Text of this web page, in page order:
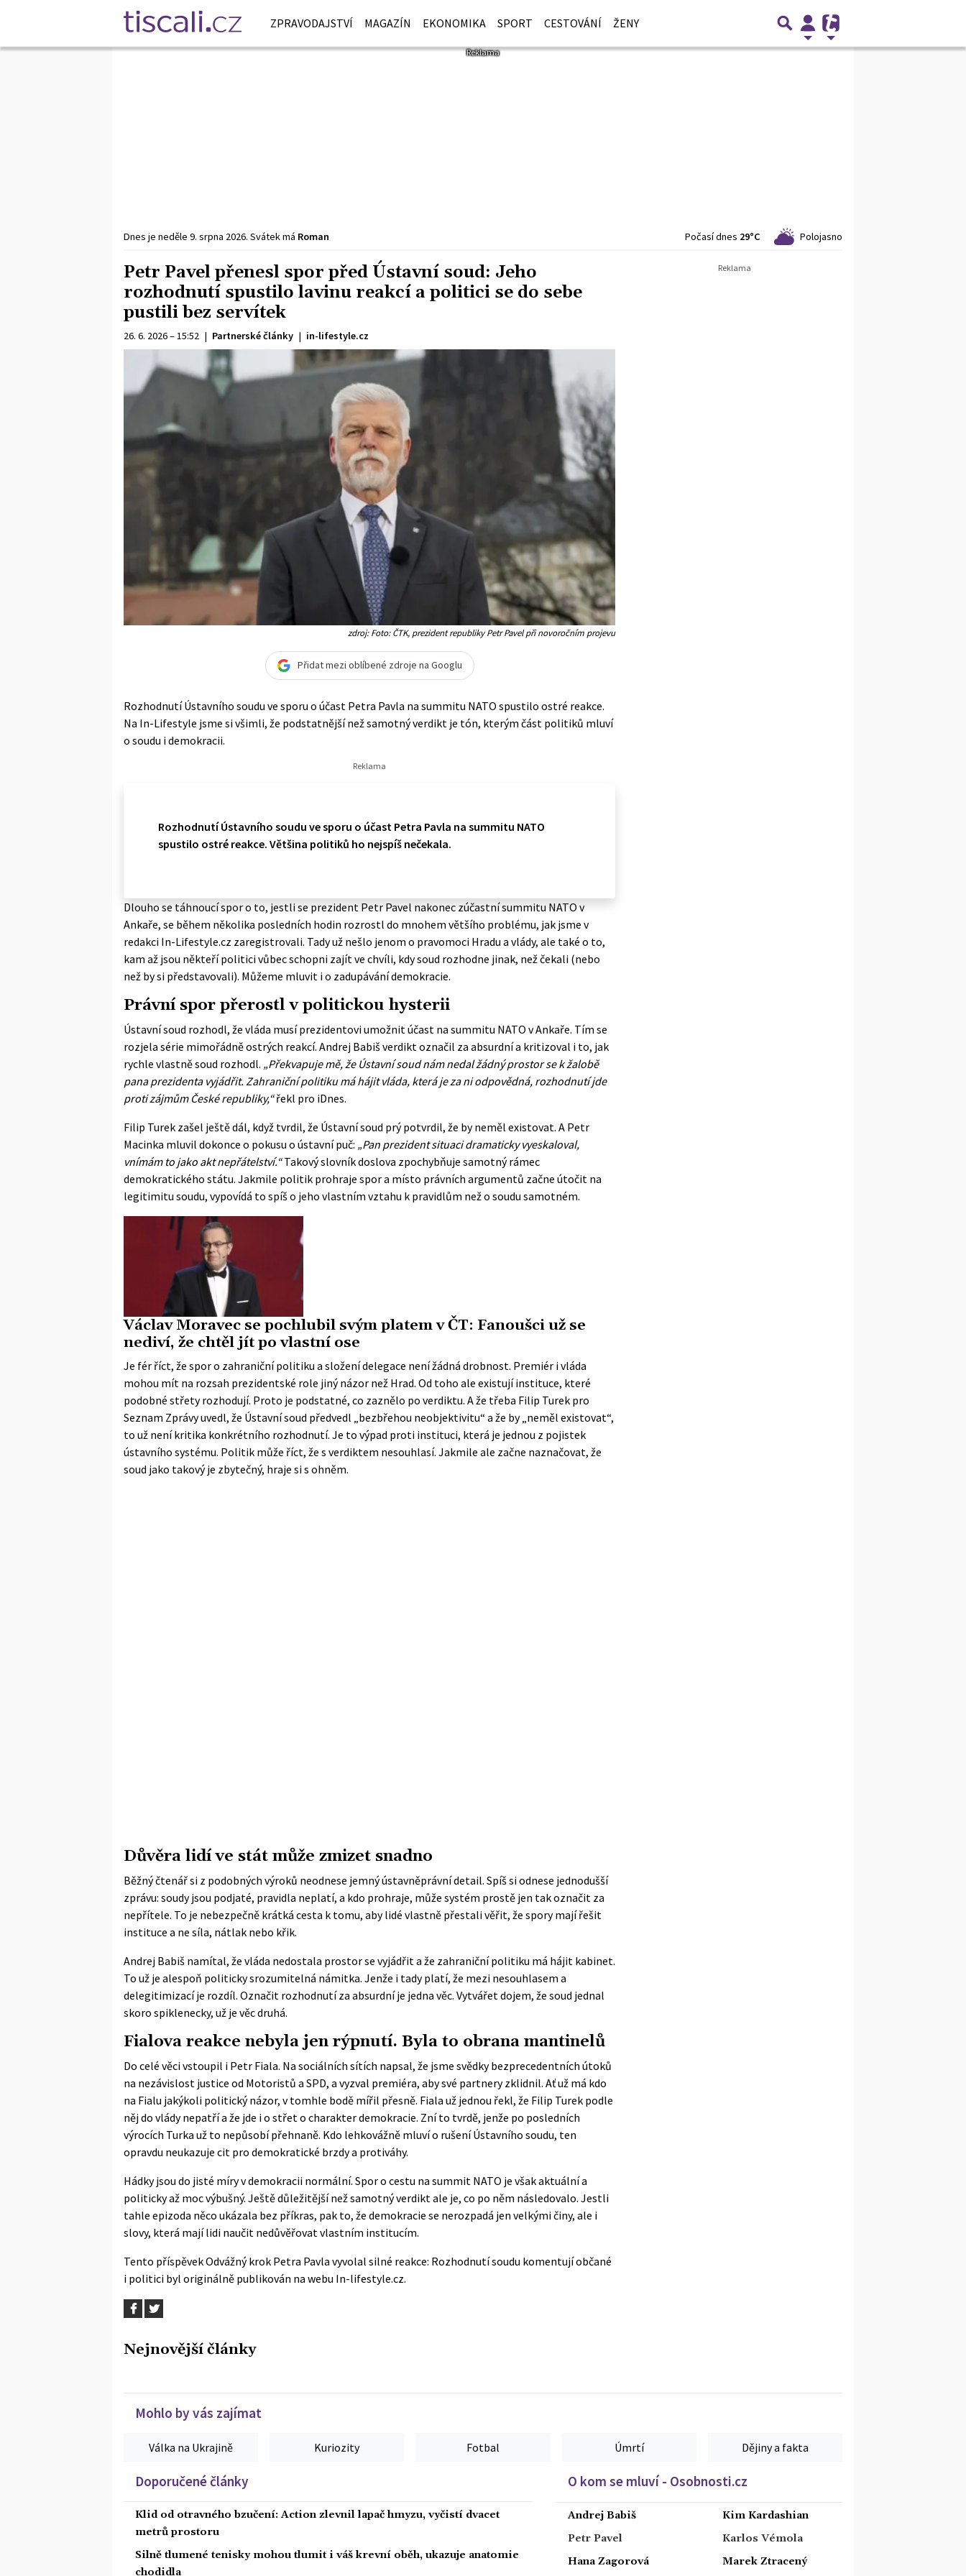
ZPRAVODAJSTVÍ MAGAZÍN EKONOMIKA SPORT CESTOVÁNÍ ŽENY
Dnes je neděle 9. srpna 2026. Svátek má Roman Počasí dnes 29°C Polojasno
Petr Pavel přenesl spor před Ústavní soud: Jeho
rozhodnutí spustilo lavinu reakcí a politici se do sebe
pustili bez servítek
26. 6. 2026 – 15:52 | Partnerské články | in-lifestyle.cz
zdroj: Foto: ČTK, prezident republiky Petr Pavel při novoročním projevu
Přidat mezi oblíbené zdroje na Googlu
Rozhodnutí Ústavního soudu ve sporu o účast Petra Pavla na summitu NATO spustilo ostré reakce.
Na In-Lifestyle jsme si všimli, že podstatnější než samotný verdikt je tón, kterým část politiků mluví
o soudu i demokracii.
Rozhodnutí Ústavního soudu ve sporu o účast Petra Pavla na summitu NATO
spustilo ostré reakce. Většina politiků ho nejspíš nečekala.
Dlouho se táhnoucí spor o to, jestli se prezident Petr Pavel nakonec zúčastní summitu NATO v
Ankaře, se během několika posledních hodin rozrostl do mnohem většího problému, jak jsme v
redakci In-Lifestyle.cz zaregistrovali. Tady už nešlo jenom o pravomoci Hradu a vlády, ale také o to,
kam až jsou někteří politici vůbec schopni zajít ve chvíli, kdy soud rozhodne jinak, než čekali (nebo
než by si představovali). Můžeme mluvit i o zadupávání demokracie.
Právní spor přerostl v politickou hysterii
Ústavní soud rozhodl, že vláda musí prezidentovi umožnit účast na summitu NATO v Ankaře. Tím se
rozjela série mimořádně ostrých reakcí. Andrej Babiš verdikt označil za absurdní a kritizoval i to, jak
rychle vlastně soud rozhodl. „Překvapuje mě, že Ústavní soud nám nedal žádný prostor se k žalobě
pana prezidenta vyjádřit. Zahraniční politiku má hájit vláda, která je za ni odpovědná, rozhodnutí jde
proti zájmům České republiky,“řekl pro iDnes.
Filip Turek zašel ještě dál, když tvrdil, že Ústavní soud prý potvrdil, že by neměl existovat. A Petr
Macinka mluvil dokonce o pokusu o ústavní puč: „Pan prezident situaci dramaticky vyeskaloval,
vnímám to jako akt nepřátelství.“Takový slovník doslova zpochybňuje samotný rámec
demokratického státu. Jakmile politik prohraje spor a místo právních argumentů začne útočit na
legitimitu soudu, vypovídá to spíš o jeho vlastním vztahu k pravidlům než o soudu samotném.
Václav Moravec se pochlubil svým platem v ČT: Fanoušci už se
nediví, že chtěl jít po vlastní ose
Je fér říct, že spor o zahraniční politiku a složení delegace není žádná drobnost. Premiér i vláda
mohou mít na rozsah prezidentské role jiný názor než Hrad. Od toho ale existují instituce, které
podobné střety rozhodují. Proto je podstatné, co zaznělo po verdiktu. A že třeba Filip Turek pro
Seznam Zprávyuvedl, že Ústavní soud předvedl „bezbřehou neobjektivitu“ a že by „neměl existovat“,
to už není kritika konkrétního rozhodnutí. Je to výpad proti instituci, která je jednou z pojistek
ústavního systému. Politik může říct, že s verdiktem nesouhlasí. Jakmile ale začne naznačovat, že
soud jako takový je zbytečný, hraje si s ohněm.
Důvěra lidí ve stát může zmizet snadno
Běžný čtenář si z podobných výroků neodnese jemný ústavněprávní detail. Spíš si odnese jednodušší
zprávu: soudy jsou podjaté, pravidla neplatí, a kdo prohraje, může systém prostě jen tak označit za
nepřítele. To je nebezpečně krátká cesta k tomu, aby lidé vlastně přestali věřit, že spory mají řešit
instituce a ne síla, nátlak nebo křik.
Andrej Babiš namítal, že vláda nedostala prostor se vyjádřit a že zahraniční politiku má hájit kabinet.
To už je alespoň politicky srozumitelná námitka. Jenže i tady platí, že mezi nesouhlasem a
delegitimizací je rozdíl. Označit rozhodnutí za absurdní je jedna věc. Vytvářet dojem, že soud jednal
skoro spiklenecky, už je věc druhá.
Fialova reakce nebyla jen rýpnutí. Byla to obrana mantinelů
Do celé věci vstoupil i Petr Fiala. Na sociálních sítích napsal, že jsme svědky bezprecedentních útoků
na nezávislost justice od Motoristů a SPD, a vyzval premiéra, aby své partnery zklidnil. Ať už má kdo
na Fialu jakýkoli politický názor, v tomhle bodě mířil přesně. Fiala už jednou řekl, že Filip Turek podle
něj do vlády nepatří a že jde i o střet o charakter demokracie. Zní to tvrdě, jenže po posledních
výrocích Turka už to nepůsobí přehnaně. Kdo lehkovážně mluví o rušení Ústavního soudu, ten
opravdu neukazuje cit pro demokratické brzdy a protiváhy.
Hádky jsou do jisté míry v demokracii normální. Spor o cestu na summit NATO je však aktuální a
politicky až moc výbušný. Ještě důležitější než samotný verdikt ale je, co po něm následovalo. Jestli
tahle epizoda něco ukázala bez příkras, pak to, že demokracie se nerozpadá jen velkými činy, ale i
slovy, která mají lidi naučit nedůvěřovat vlastním institucím.
Tento příspěvekOdvážný krok Petra Pavla vyvolal silné reakce: Rozhodnutí soudu komentují občané
i politici byl originálně publikován na webu In-lifestyle.cz.
Nejnovější články
Mohlo by vás zajímat
Válka na Ukrajině Kuriozity Fotbal Úmrtí Dějiny a fakta
Doporučené články
Klid od otravného bzučení: Action zlevnil lapač hmyzu, vyčistí dvacet
metrů prostoru
Silně tlumené tenisky mohou tlumit i váš krevní oběh, ukazuje anatomie
chodidla
O kom se mluví - Osobnosti.cz
Andrej Babiš
Petr Pavel
Hana Zagorová
Kim Kardashian
Karlos Vémola
Marek Ztracený